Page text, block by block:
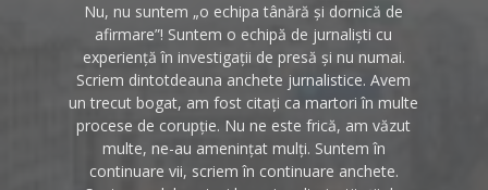
Nu, nu suntem „o echipa tânără și dornică de
afirmare”! Suntem o echipă de jurnaliști cu
experiență în investigații de presă și nu numai.
Scriem dintotdeauna anchete jurnalistice. Avem
un trecut bogat, am fost citați ca martori în multe
procese de corupție. Nu ne este frică, am văzut
multe, ne-au amenințat mulți. Suntem în
continuare vii, scriem în continuare anchete.